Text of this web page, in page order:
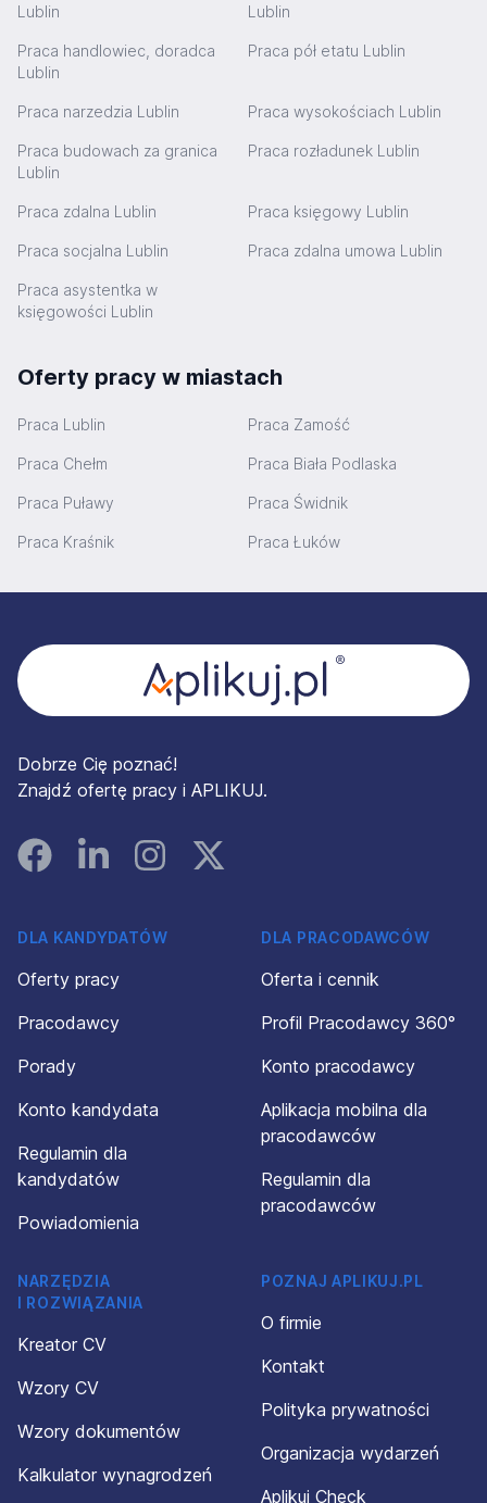
Lublin
Lublin
Praca handlowiec, doradca
Lublin
Praca pół etatu Lublin
Praca narzedzia Lublin Praca wysokościach Lublin
Praca budowach za granica
Lublin
Praca rozładunek Lublin
Praca zdalna Lublin Praca księgowy Lublin
Praca socjalna Lublin Praca zdalna umowa Lublin
Praca asystentka w
księgowości Lublin
Oferty pracy w miastach
Praca Lublin Praca Zamość
Praca Chełm Praca Biała Podlaska
Praca Puławy Praca Świdnik
Praca Kraśnik Praca Łuków
Dobrze Cię poznać!
Znajdź ofertę pracy i APLIKUJ.
FacebookLinked InInstagramInstagram
DLA KANDYDATÓW
Oferty pracy
Pracodawcy
Porady
Konto kandydata
Regulamin dla
kandydatów
Powiadomienia
DLA PRACODAWCÓW
Oferta i cennik
Profil Pracodawcy 360°
Konto pracodawcy
Aplikacja mobilna dla
pracodawców
Regulamin dla
pracodawców
NARZĘDZIA
I ROZWIĄZANIA
Kreator CV
Wzory CV
Wzory dokumentów
Kalkulator wynagrodzeń
POZNAJ APLIKUJ.PL
O firmie
Kontakt
Polityka prywatności
Organizacja wydarzeń
Aplikuj Check